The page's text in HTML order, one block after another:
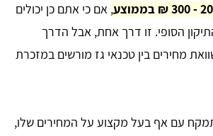
, אם כי אתם כן יכולים
הסופי. זו דרך אחת, אבל הדרך
מחירים בין טכנאי גז מורשים במזכרת
עם אף בעל מקצוע על המחירים שלו,